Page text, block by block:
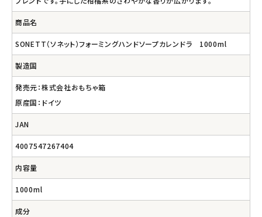
meeting_room ログイン
商品名
SONETT（ソネット）フォーミングハンドソープカレンドラ 1000ml
製造国
発売元：株式会社おもちゃ箱
原産国：ドイツ
JAN
4007547267404
内容量
1000ml
成分